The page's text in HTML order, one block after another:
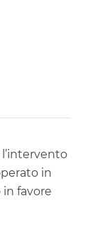
in
favore